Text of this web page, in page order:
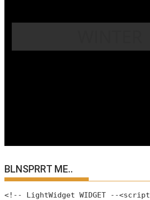
BLNSPRRT ME..
<!-- LightWidget WIDGET --<script